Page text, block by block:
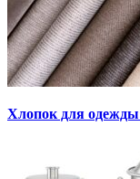
Хлопок для